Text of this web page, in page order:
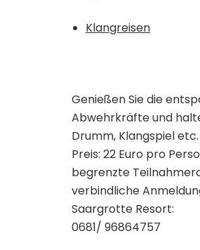
Klangreisen
Genießen Sie die
Abwehrkräfte und
Drumm, Klangspiel etc.
Preis: 22 Euro pro
begrenzte
verbindliche
Saargrotte Resort:
0681/ 96864757